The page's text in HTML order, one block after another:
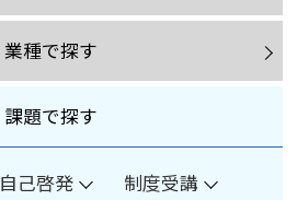
業種で探す
課題で探す
自己啓発
制度受講